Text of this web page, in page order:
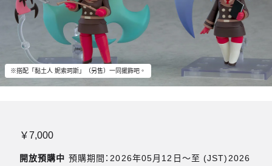
※搭配「黏土人 妮索珂斯」（另售）一同擺飾吧。
￥7,000
開放預購中 預購期間：2026年05月12日〜至 (JST)2026